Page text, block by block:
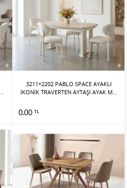
3211+2202 PABLO SPACE AYAKLI
İKONİK TRAVERTEN AYTAŞI AYAK M...
0.00 TL